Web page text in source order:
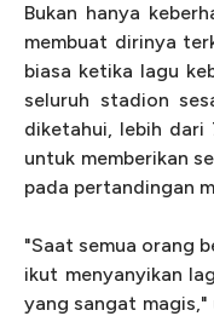
Bukan hanya
membuat dirinya
biasa ketika lagu
seluruh stadion
diketahui, lebih
untuk memberikan
pada pertandingan
"Saat semua orang
ikut menyanyikan
yang sangat